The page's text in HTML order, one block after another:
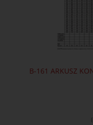
B-161 ARKUSZ